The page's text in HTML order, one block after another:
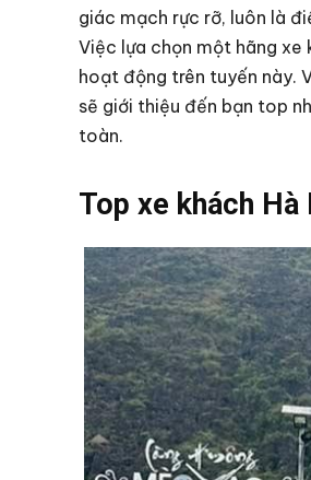
giác mạch rực rỡ, luôn là
Việc lựa chọn một hãng xe
hoạt động trên tuyến này.
sẽ giới thiệu đến bạn top
toàn.
Top xe khách Hà